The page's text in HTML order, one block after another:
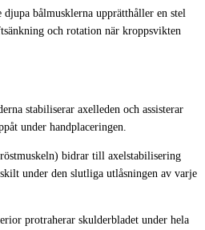
djupa bålmusklerna upprätthåller en stel
och rotation när kroppsvikten
stabiliserar axelleden och assisterar
under handplaceringen.
bidrar till axelstabilisering
under den slutliga utlåsningen av varje
protraherar skulderbladet under hela